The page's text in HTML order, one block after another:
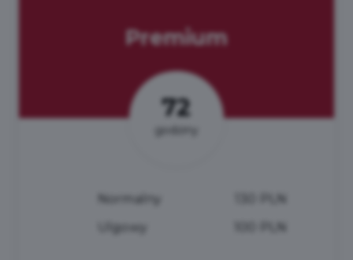
Premium
72
godziny
Normalny
Ulgowy